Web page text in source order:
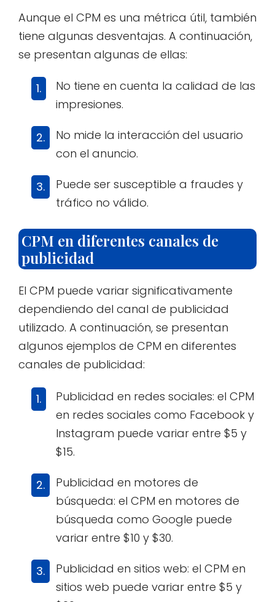
Aunque el CPM es una métrica útil, también
tiene algunas desventajas. A continuación,
se presentan algunas de ellas:
No tiene en cuenta la calidad de las
impresiones.
No mide la interacción del usuario
con el anuncio.
Puede ser susceptible a fraudes y
tráfico no válido.
CPM en diferentes canales de
publicidad
El CPM puede variar significativamente
dependiendo del canal de publicidad
utilizado. A continuación, se presentan
algunos ejemplos de CPM en diferentes
canales de publicidad:
Publicidad en redes sociales: el CPM
en redes sociales como Facebook y
Instagram puede variar entre $5 y
$15.
Publicidad en motores de
búsqueda: el CPM en motores de
búsqueda como Google puede
variar entre $10 y $30.
Publicidad en sitios web: el CPM en
sitios web puede variar entre $5 y